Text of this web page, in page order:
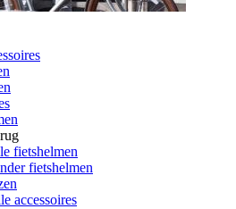
fietshelmen
fietshelmen
accessoires